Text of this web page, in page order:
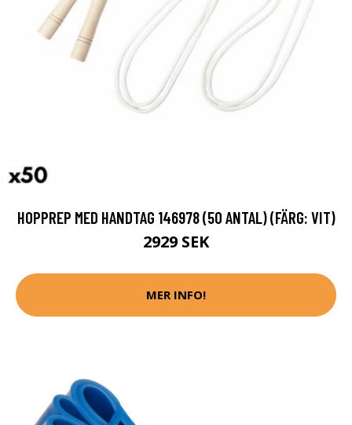
HOPPREP MED HANDTAG 146978 (50 ANTAL) (FÄRG: VIT)
2929 SEK
MER INFO!